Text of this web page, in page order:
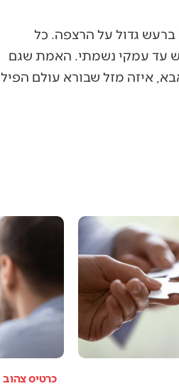
גדול על הרצפה. כל
עד עמקי נשמתי. האמת שגם
איזה מזל שבורא עולם הפיל
כרטיס צהוב